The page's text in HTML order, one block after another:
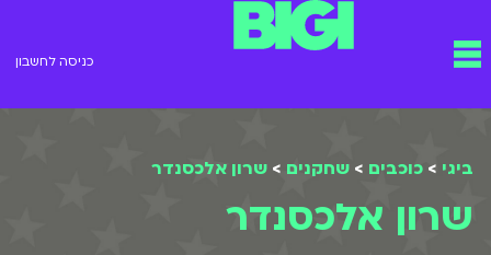
תפריט כניסה לחשבון
ביגי > כוכבים > שחקנים > שרון אלכסנדר
שרון אלכסנדר